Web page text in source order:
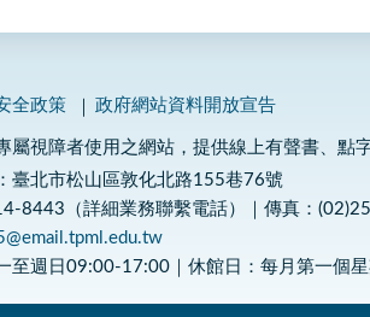
全政策 政府網站資料開放宣告
屬視障者使用之網站，提供線上有聲書、點
臺北市松山區敦化北路155巷76號
8443（詳細業務聯繫電話）｜傳真：
至週日09:00-17:00｜休館日：每月第一個